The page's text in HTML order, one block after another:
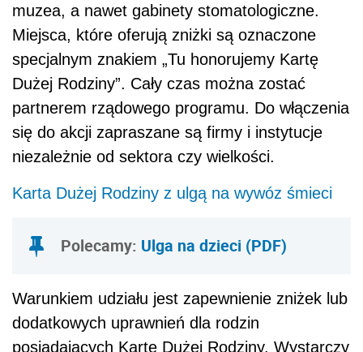
muzea, a nawet gabinety stomatologiczne.
Miejsca, które oferują zniżki są oznaczone
specjalnym znakiem „Tu honorujemy Kartę
Dużej Rodziny”. Cały czas można zostać
partnerem rządowego programu. Do włączenia
się do akcji zapraszane są firmy i instytucje
niezależnie od sektora czy wielkości.
Karta Dużej Rodziny z ulgą na wywóz śmieci
Polecamy: Ulga na dzieci (PDF)
Warunkiem udziału jest zapewnienie zniżek lub
dodatkowych uprawnień dla rodzin
posiadających Kartę Dużej Rodziny. Wystarczy